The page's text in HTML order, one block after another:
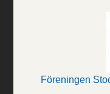
Föreningen